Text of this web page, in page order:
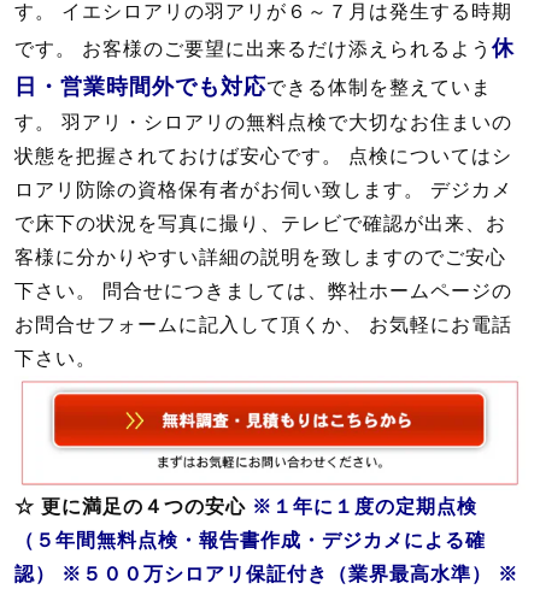
す。 イエシロアリの羽アリが６～７月は発生する時期
です。 お客様のご要望に出来るだけ添えられるよう 休
日・営業時間外でも対応できる体制を整えていま
す。 羽アリ・シロアリの無料点検で大切なお住まいの
状態を把握されておけば安心です。 点検についてはシ
ロアリ防除の資格保有者がお伺い致します。 デジカメ
で床下の状況を写真に撮り、テレビで確認が出来、お
客様に分かりやすい詳細の説明を致しますのでご安心
下さい。 問合せにつきましては、弊社ホームページの
お問合せフォームに記入して頂くか、 お気軽にお電話
下さい。
☆ 更に満足の４つの安心 ※１年に１度の定期点検
（５年間無料点検・報告書作成・デジカメによる確
認）
※５００万シロアリ保証付き（業界最高水準）
※